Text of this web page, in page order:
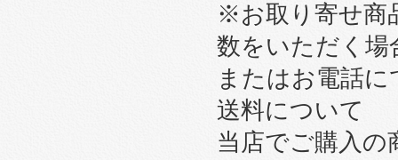
※お取り寄せ商
数をいただく場
またはお電話
送料について
当店でご購入の